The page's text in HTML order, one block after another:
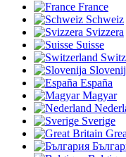
France
Schweiz
Svizzera
Suisse
España
Magyar
Sverige